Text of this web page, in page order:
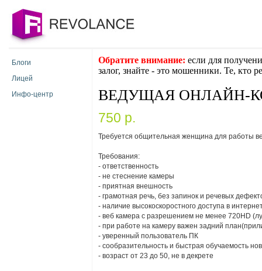
Блоги
Лицей
Инфо-центр
Обратите внимание: если для
залог, знайте - это мошенники. Те, кто
ВЕДУЩАЯ ОНЛАЙН-
750 p.
Требуется общительная женщина для работы
Требования:
- ответственность
- не стеснение камеры
- приятная внешность
- грамотная речь, без запинок и речевых
- наличие высокоскоростного доступа в
- веб камера с разрешением не менее 720HD
- при работе на камеру важен задний
- уверенный пользователь ПК
- сообразительность и быстрая обучаемость
- возраст от 23 до 50, не в декрете